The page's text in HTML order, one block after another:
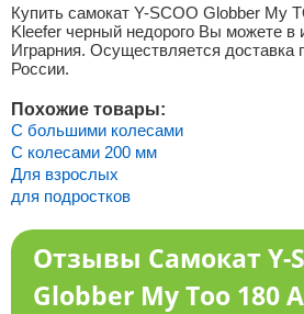
Купить cамокат Y-SCOO Globber My
Kleefer черный недорого Вы можете в
Играрния. Осуществляется доставка
России.
Похожие товары:
С большими колесами
С колесами 200 мм
Для взрослых
для подростков
Отзывы Самокат Y-
Globber My Too 180